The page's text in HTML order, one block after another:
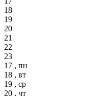
18
19
20
21
22
23
17 , пн
18 , вт
19 , ср
20 , чт